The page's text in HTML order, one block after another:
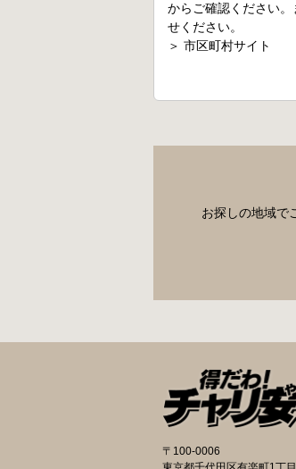
からご確認ください
せください。
＞ 市区町村サイト
お探しの地域で
〒100-0006